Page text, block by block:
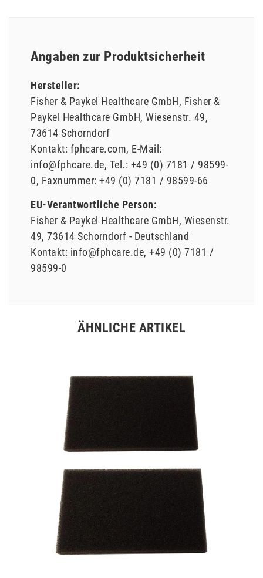
Angaben zur Produktsicherheit
Hersteller:
Fisher & Paykel Healthcare GmbH Fisher &
Paykel Healthcare GmbH Wiesenstr. 49
73614 Schorndorf
Kontakt: fphcare.com E-Mail:
info@fphcare.de Tel.: +49 (0) 7181 / 98599-
0 Faxnummer: +49 (0) 7181 / 98599-66
EU-Verantwortliche Person:
Fisher & Paykel Healthcare GmbH Wiesenstr.
49 73614 Schorndorf
Deutschland
Kontakt: info@fphcare.de +49 (0) 7181 /
98599-0
ÄHNLICHE ARTIKEL